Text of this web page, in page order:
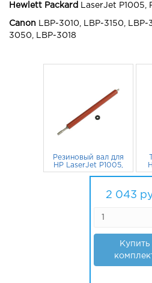
Hewlett Packard LaserJet P1005,
Canon
LBP-3010, LBP-3150,
3050, LBP-3018
Резиновый вал для
HP LaserJet P1005,
P1006, Canon LBP-
2 043
Купить